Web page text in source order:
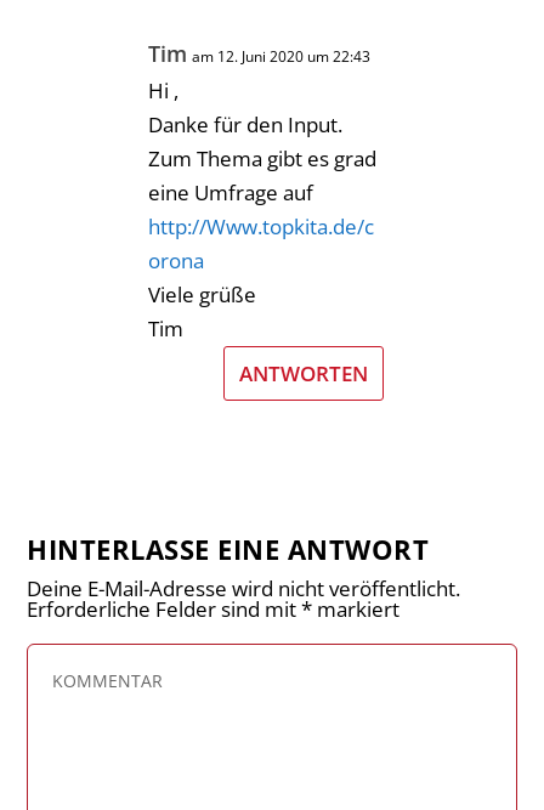
Tim am 12. Juni 2020 um 22:43
Hi ,
Danke für den Input.
Zum Thema gibt es grad
eine Umfrage auf
http://Www.topkita.de/c
orona
Viele grüße
Tim
ANTWORTEN
HINTERLASSE EINE ANTWORT
Deine E-Mail-Adresse wird nicht veröffentlicht.
Erforderliche Felder sind mit* markiert